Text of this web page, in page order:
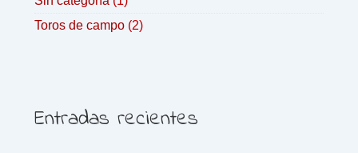
Toros de campo (2)
Entradas recientes